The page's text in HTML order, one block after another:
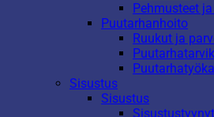
Pehmusteet
Puutarhanhoito
Ruukut ja
Sisustus
Sisustus